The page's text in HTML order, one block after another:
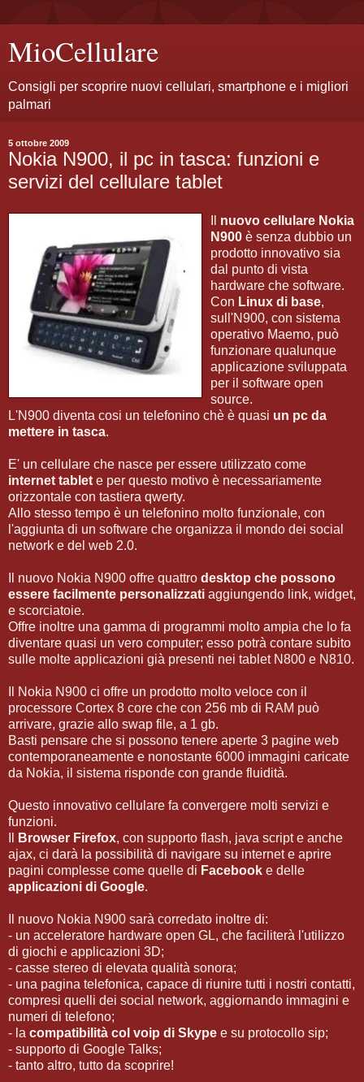
MioCellulare
Consigli per scoprire nuovi cellulari, smartphone e i migliori
palmari
5 ottobre 2009
Nokia N900, il pc in tasca: funzioni e
servizi del cellulare tablet
nuovo cellulare Nokia
N900 è senza dubbio un
prodotto innovativo sia
dal punto di vista
hardware che software.
Con Linux di base,
sull'N900, con sistema
operativo Maemo, può
funzionare qualunque
applicazione sviluppata
per il software open
source.
L'N900 diventa cosi un telefonino chè è quasi un pc da
mettere in tasca.
E' un cellulare che nasce per essere utilizzato come
internet tablet e per questo motivo è necessariamente
orizzontale con tastiera qwerty.
Allo stesso tempo è un telefonino molto funzionale, con
l'aggiunta di un software che organizza il mondo dei social
network e del web 2.0.
Il nuovo Nokia N900 offre quattro desktop che possono
essere facilmente personalizzati aggiungendo link, widget,
e scorciatoie.
Offre inoltre una gamma di programmi molto ampia che lo fa
diventare quasi un vero computer; esso potrà contare subito
sulle molte applicazioni già presenti nei tablet N800 e N810.
Il Nokia N900 ci offre un prodotto molto veloce con il
processore Cortex 8 core che con 256 mb di RAM può
arrivare, grazie allo swap file, a 1 gb.
Basti pensare che si possono tenere aperte 3 pagine web
contemporaneamente e nonostante 6000 immagini caricate
da Nokia, il sistema risponde con grande fluidità.
Questo innovativo cellulare fa convergere molti servizi e
funzioni.
Browser Firefox, con supporto flash, java script e anche
ajax, ci darà la possibilità di navigare su internet e aprire
pagini complesse come quelle di Facebook e delle
applicazioni di Google.
Il nuovo Nokia N900 sarà corredato inoltre di:
- un acceleratore hardware open GL, che faciliterà l'utilizzo
di giochi e applicazioni 3D;
- casse stereo di elevata qualità sonora;
- una pagina telefonica, capace di riunire tutti i nostri contatti,
compresi quelli dei social network, aggiornando immagini e
numeri di telefono;
- la compatibilità col voip di Skype e su protocollo sip;
- supporto di Google Talks;
- tanto altro, tutto da scoprire!